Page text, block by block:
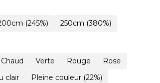
(245%) 250cm (380%)
Verte Rouge
Rose
clair Pleine couleur (22%)